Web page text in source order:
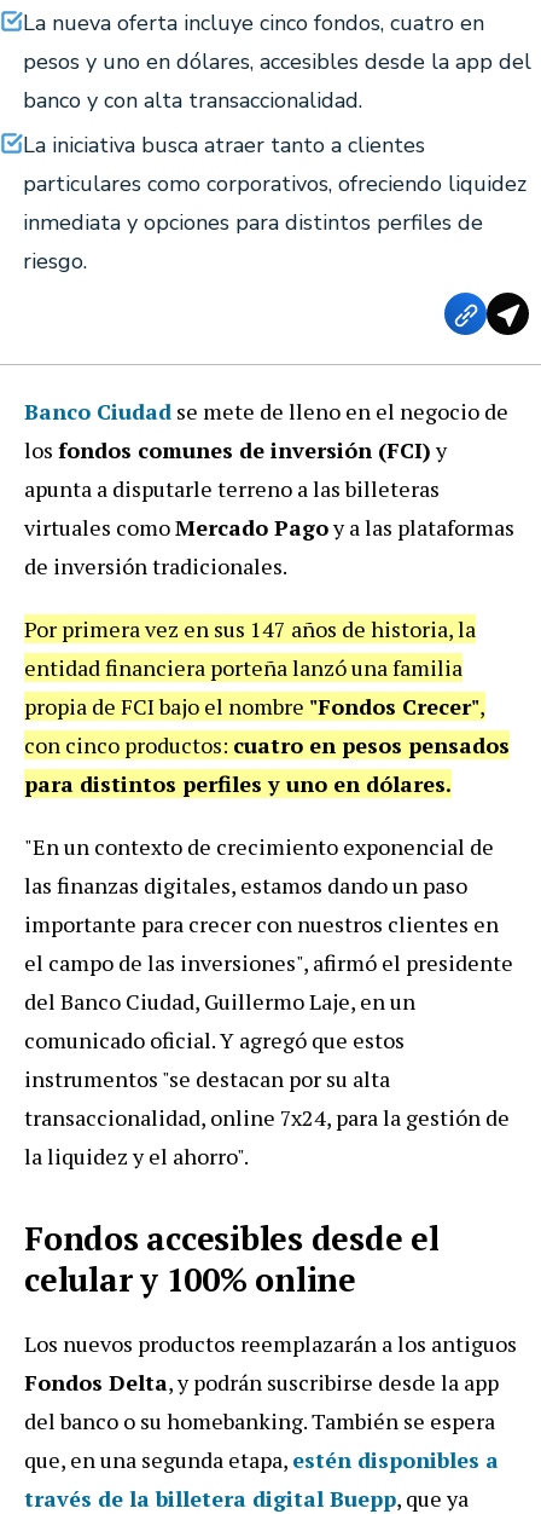
La nueva oferta incluye cinco fondos, cuatro en
pesos y uno en dólares, accesibles desde la app del
banco y con alta transaccionalidad.
La iniciativa busca atraer tanto a clientes
particulares como corporativos, ofreciendo liquidez
inmediata y opciones para distintos perfiles de
riesgo.
Banco Ciudad se mete de lleno en el negocio de
los fondos comunes de inversión (FCI)y
apunta a disputarle terreno a las billeteras
virtuales comoMercado Pagoy a las plataformas
de inversión tradicionales.
Por primera vez en sus 147 años de historia, la
entidad financiera porteña lanzó una familia
propia de FCI bajo el nombre "Fondos Crecer",
con cinco productos: cuatro en pesos pensados
para distintos perfiles y uno en dólares.
"En un contexto de crecimiento exponencial de
las finanzas digitales, estamos dando un paso
importante para crecer con nuestros clientes en
el campo de las inversiones", afirmó el presidente
del Banco Ciudad, Guillermo Laje, en un
comunicado oficial. Y agregó que estos
instrumentos "se destacan por su alta
transaccionalidad, online 7x24, para la gestión de
la liquidez y el ahorro".
Fondos accesibles desde el
celular y 100% online
Los nuevos productos reemplazarán a los antiguos
Fondos Delta, y podrán suscribirse desde la app
del banco o su homebanking. También se espera
que, en una segunda etapa, estén disponibles a
través de la billetera digital Buepp, que ya